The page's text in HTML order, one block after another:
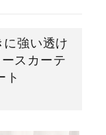
強い透け
スカーテ
ト